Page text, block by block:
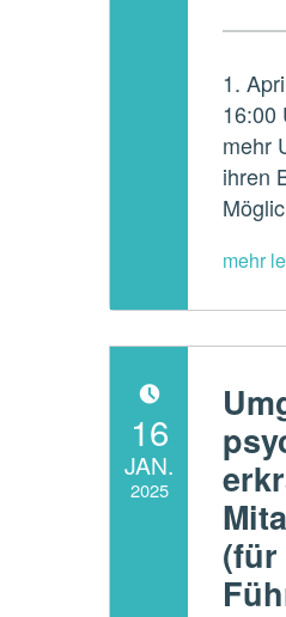
1.
16:00
mehr
ihren
(für
POSTED ON:16
JAN.
2025